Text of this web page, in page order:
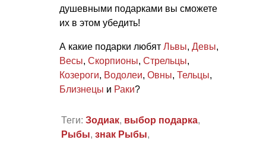
душевными подарками вы сможете
их в этом убедить!
А какие подарки любят Львы, Девы,
Весы, Скорпионы, Стрельцы,
Козероги, Водолеи, Овны, Тельцы,
Близнецы и Раки?
Теги: Зодиак, выбор подарка,
Рыбы, знак Рыбы,